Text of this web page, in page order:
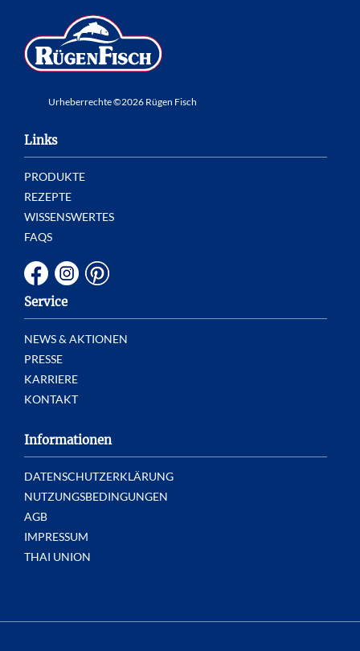
Urheberrechte ©2026 Rügen Fisch
Links
PRODUKTE
REZEPTE
WISSENSWERTES
FAQS
Service
NEWS & AKTIONEN
PRESSE
KARRIERE
KONTAKT
Informationen
DATENSCHUTZERKLÄRUNG
NUTZUNGSBEDINGUNGEN
AGB
IMPRESSUM
THAI UNION